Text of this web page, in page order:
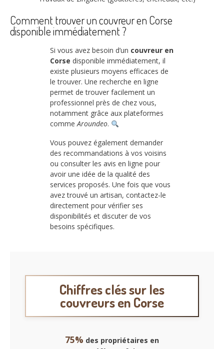
Comment trouver un couvreur en Corse
disponible immédiatement ?
Si vous avez besoin d’un couvreur en
Corse disponible immédiatement, il
existe plusieurs moyens efficaces de
le trouver. Une recherche en ligne
permet de trouver facilement un
professionnel près de chez vous,
notamment grâce aux plateformes
commeAroundeo.
Vous pouvez également demander
des recommandations à vos voisins
ou consulter les avis en ligne pour
avoir une idée de la qualité des
services proposés. Une fois que vous
avez trouvé un artisan, contactez-le
directement pour vérifier ses
disponibilités et discuter de vos
besoins spécifiques.
Chiffres clés sur les
couvreurs en Corse
75% des propriétaires en